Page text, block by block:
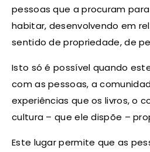
pessoas que a procuram
habitar, desenvolvendo em
sentido de propriedade, de
Isto só é possível quando
com as pessoas, a
experiências que os livros, o
cultura – que ele dispõe –
Este lugar permite que as